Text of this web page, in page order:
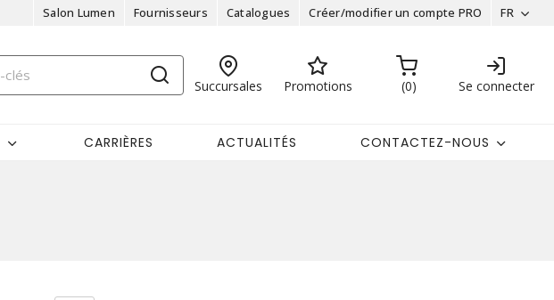
Salon Lumen Fournisseurs Catalogues Créer/modifier un compte PRO FR
Succursales Promotions 0 Se connecter
CARRIÈRES ACTUALITÉS CONTACTEZ-NOUS